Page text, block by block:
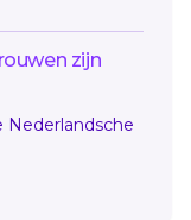
zijn
Nederlandsche